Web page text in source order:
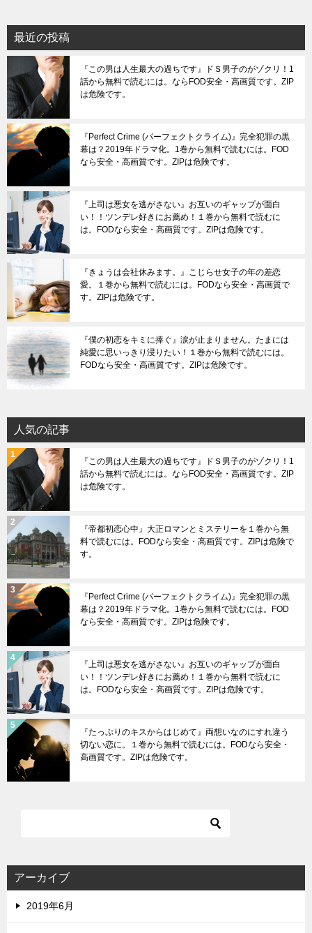
最近の投稿
『この男は人生最大の過ちです』ドＳ男子のがゾクリ！1
話から無料で読むには。ならFOD安全・高画質です。ZIP
は危険です。
『Perfect Crime (パーフェクトクライム)』完全犯罪の黒
幕は？2019年ドラマ化。1巻から無料で読むには。FOD
なら安全・高画質です。ZIPは危険です。
『上司は悪女を逃がさない』お互いのギャップが面白
い！！ツンデレ好きにお薦め！１巻から無料で読むに
は。FODなら安全・高画質です。ZIPは危険です。
『きょうは会社休みます。』こじらせ女子の年の差恋
愛。１巻から無料で読むには。FODなら安全・高画質で
す。ZIPは危険です。
『僕の初恋をキミに捧ぐ』涙が止まりません。たまには
純愛に思いっきり浸りたい！１巻から無料で読むには。
FODなら安全・高画質です。ZIPは危険です。
人気の記事
『この男は人生最大の過ちです』ドＳ男子のがゾクリ！1
話から無料で読むには。ならFOD安全・高画質です。ZIP
は危険です。
『帝都初恋心中』大正ロマンとミステリーを１巻から無
料で読むには。FODなら安全・高画質です。ZIPは危険で
す。
『Perfect Crime (パーフェクトクライム)』完全犯罪の黒
幕は？2019年ドラマ化。1巻から無料で読むには。FOD
なら安全・高画質です。ZIPは危険です。
『上司は悪女を逃がさない』お互いのギャップが面白
い！！ツンデレ好きにお薦め！１巻から無料で読むに
は。FODなら安全・高画質です。ZIPは危険です。
『たっぷりのキスからはじめて』両想いなのにすれ違う
切ない恋に。１巻から無料で読むには。FODなら安全・
高画質です。ZIPは危険です。
アーカイブ
2019年6月